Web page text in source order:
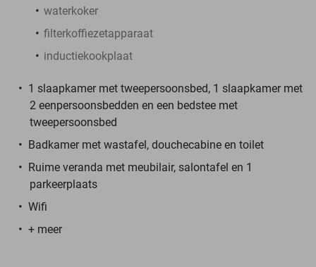
waterkoker
filterkoffiezetapparaat
inductiekookplaat
1 slaapkamer met tweepersoonsbed, 1 slaapkamer met
2 eenpersoonsbedden en een bedstee met
tweepersoonsbed
Badkamer met wastafel, douchecabine en toilet
Ruime veranda met meubilair, salontafel en 1
parkeerplaats
Wifi
+ meer